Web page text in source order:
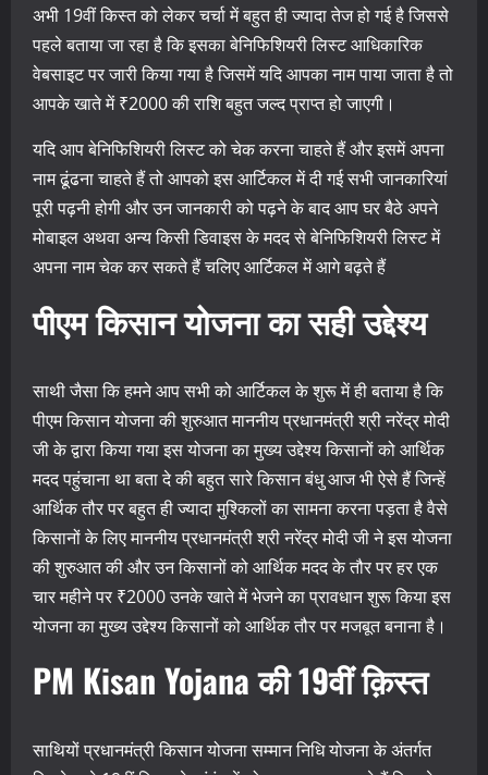
अभी 19वीं किस्त को लेकर चर्चा में बहुत ही ज्यादा तेज हो गई है जिससे
पहले बताया जा रहा है कि इसका बेनिफिशियरी लिस्ट आधिकारिक
वेबसाइट पर जारी किया गया है जिसमें यदि आपका नाम पाया जाता है तो
आपके खाते में ₹2000 की राशि बहुत जल्द प्राप्त हो जाएगी।
यदि आप बेनिफिशियरी लिस्ट को चेक करना चाहते हैं और इसमें अपना
नाम ढूंढना चाहते हैं तो आपको इस आर्टिकल में दी गई सभी जानकारियां
पूरी पढ़नी होगी और उन जानकारी को पढ़ने के बाद आप घर बैठे अपने
मोबाइल अथवा अन्य किसी डिवाइस के मदद से बेनिफिशियरी लिस्ट में
अपना नाम चेक कर सकते हैं चलिए आर्टिकल में आगे बढ़ते हैं
पीएम किसान योजना का सही उद्देश्य
साथी जैसा कि हमने आप सभी को आर्टिकल के शुरू में ही बताया है कि
पीएम किसान योजना की शुरुआत माननीय प्रधानमंत्री श्री नरेंद्र मोदी
जी के द्वारा किया गया इस योजना का मुख्य उद्देश्य किसानों को आर्थिक
मदद पहुंचाना था बता दे की बहुत सारे किसान बंधु आज भी ऐसे हैं जिन्हें
आर्थिक तौर पर बहुत ही ज्यादा मुश्किलों का सामना करना पड़ता है वैसे
किसानों के लिए माननीय प्रधानमंत्री श्री नरेंद्र मोदी जी ने इस योजना
की शुरुआत की और उन किसानों को आर्थिक मदद के तौर पर हर एक
चार महीने पर ₹2000 उनके खाते में भेजने का प्रावधान शुरू किया इस
योजना का मुख्य उद्देश्य किसानों को आर्थिक तौर पर मजबूत बनाना है।
PM Kisan Yojana की 19वीं क़िस्त
साथियों प्रधानमंत्री किसान योजना सम्मान निधि योजना के अंतर्गत